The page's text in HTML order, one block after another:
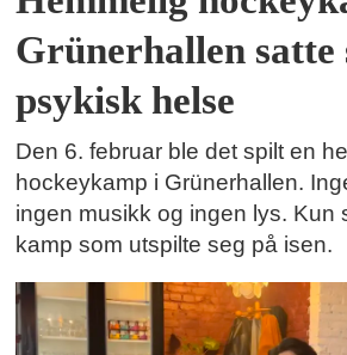
Grünerhallen satte
psykisk helse
Den 6. februar ble det spilt en
hockeykamp i Grünerhallen.
ingen musikk og ingen lys. Kun
kamp som utspilte seg på isen.